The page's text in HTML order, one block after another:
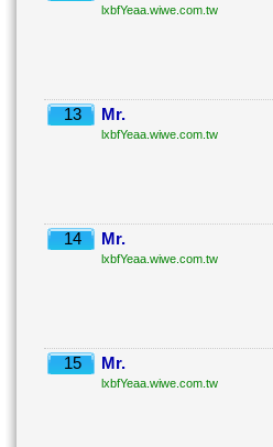
lxbfYeaa.wiwe.com.tw
13 Mr.
lxbfYeaa.wiwe.com.tw
14 Mr.
lxbfYeaa.wiwe.com.tw
15 Mr.
lxbfYeaa.wiwe.com.tw